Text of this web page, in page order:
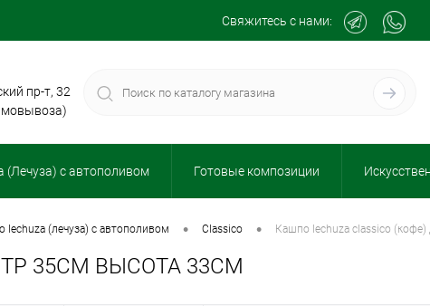
Свяжитесь с нами:
пр-т, 32
(Лечуза) с автополивом Готовые композиции
lechuza (лечуза) с автополивом • classico • кашпо lechuza classico
35СМ ВЫСОТА 33СМ